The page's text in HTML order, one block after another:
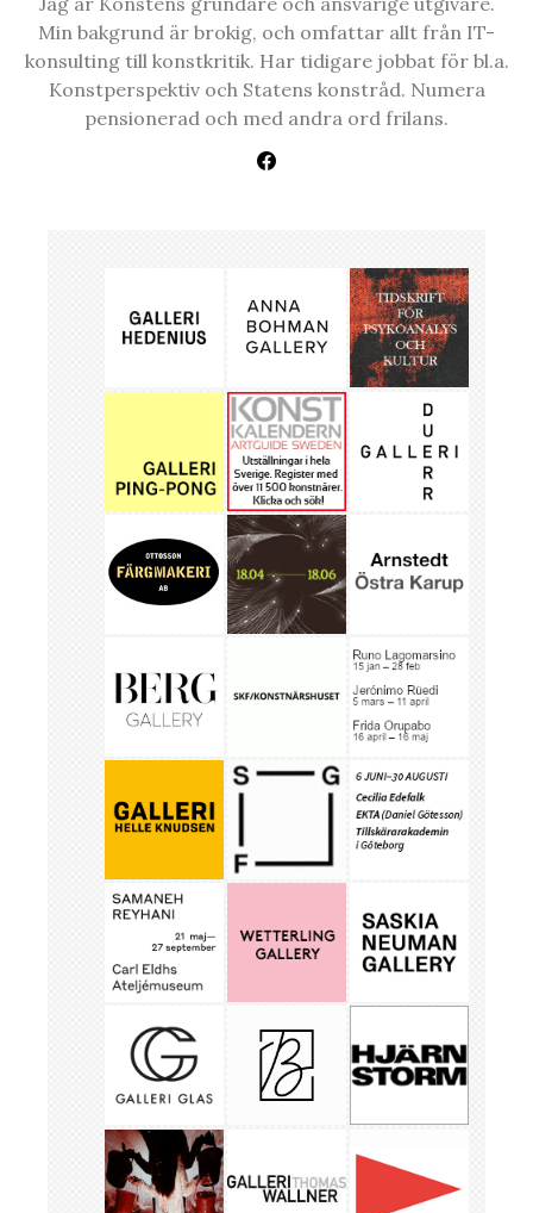
Min bakgrund är brokig, och omfattar allt från IT-
konsulting till konstkritik. Har tidigare jobbat för bl.a.
Konstperspektiv och Statens konstråd. Numera
pensionerad och med andra ord frilans.